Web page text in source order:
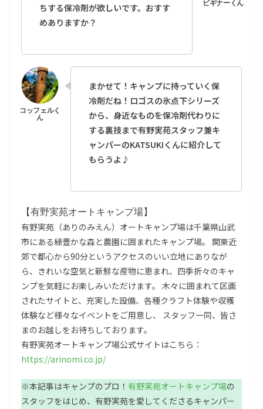
ちする保冷剤が欲しいです。おすす
めありますか？
まかせて！キャンプに持っていく保
冷剤だね！ロゴスの氷点下シリーズ
から、身近なものを保冷剤代わりに
する裏技まで有野実苑スタッフ兼キ
ャンパーのKATSUKIくんに紹介して
もらうよ♪
【有野実苑オートキャンプ場】
有野実苑（ありのみえん）オートキャンプ場は千葉県山武
市にある緑豊かな森と農園に囲まれたキャンプ場。 関東近
郊で都心から90分というアクセスのいい立地にありなが
ら、きれいな空気と新鮮な産物に恵まれ、四季折々のキャ
ンプを気軽にお楽しみいただけます。 木々に囲まれて区画
されたサイトと、充実した設備、各種クラフト体験や収穫
体験など様々なイベントをご用意し、 スタッフ一同、皆さ
まのお越しをお待ちしております。
有野実苑オートキャンプ場公式サイトはこちら：
https://arinomi.co.jp/
※本記事はキャンプのプロ！ 有野実苑オートキャンプ場の
スタッフをはじめ、有野実苑を愛してくださるキャンパー